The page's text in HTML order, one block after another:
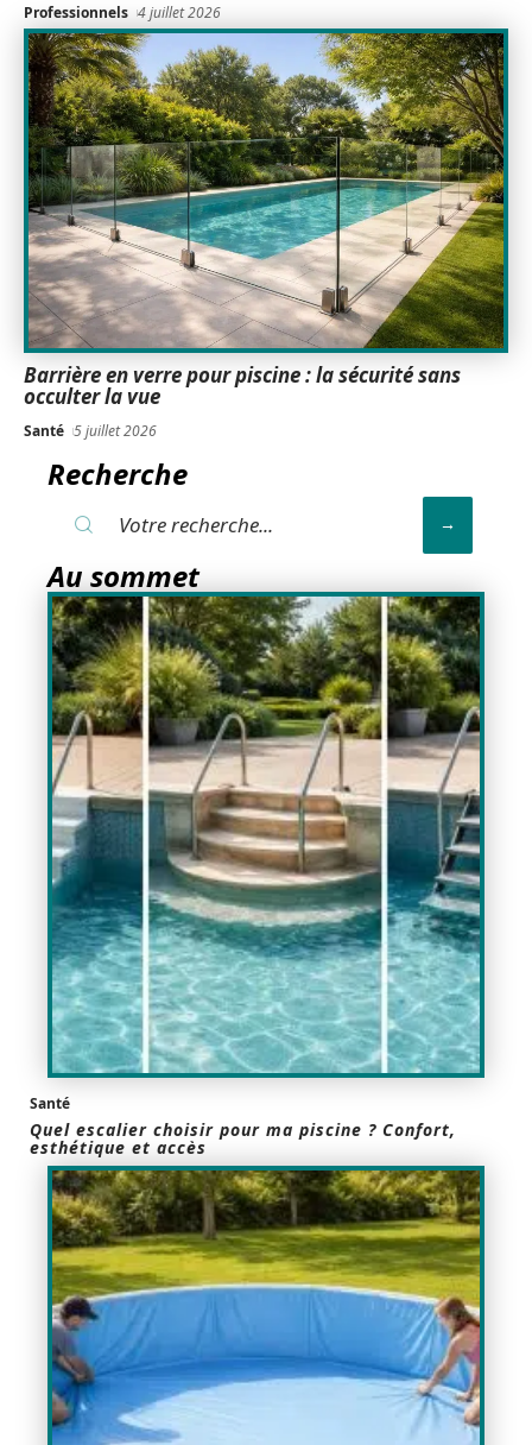
Professionnels 4 juillet 2026
Barrière en verre pour piscine : la sécurité sans
occulter la vue
Santé 5 juillet 2026
Recherche
Au sommet
Santé
Quel escalier choisir pour ma piscine ? Confort,
esthétique et accès